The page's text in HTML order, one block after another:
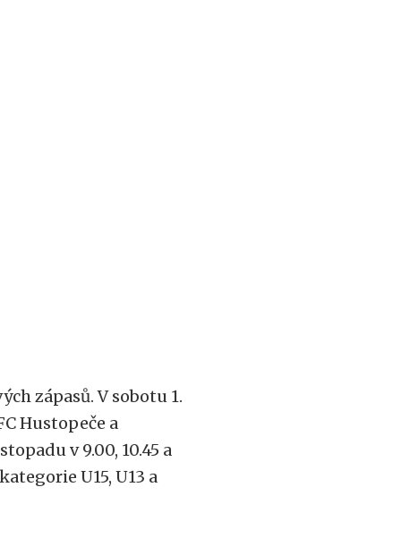
zápasů. V sobotu 1.
Hustopeče a
v 9.00, 10.45 a
U15, U13 a